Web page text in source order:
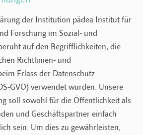
der Institution pädea Institut für
Forschung im Sozial- und
auf den Begrifflichkeiten, die
Richtlinien- und
Erlass der Datenschutz-
GVO) verwendet wurden. Unsere
soll sowohl für die Öffentlichkeit als
und Geschäftspartner einfach
sein. Um dies zu gewährleisten,